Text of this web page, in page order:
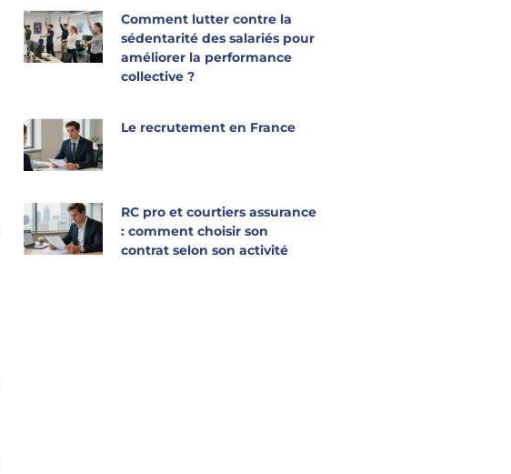
Comment lutter contre la
sédentarité des salariés pour
améliorer la performance
collective ?
Le recrutement en France
RC pro et courtiers assurance
: comment choisir son
contrat selon son activité